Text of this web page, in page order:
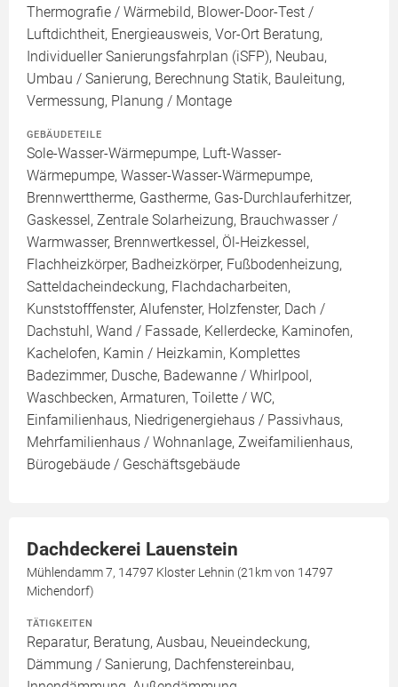
Thermografie / Wärmebild, Blower-Door-Test /
Luftdichtheit, Energieausweis, Vor-Ort Beratung,
Individueller Sanierungsfahrplan (iSFP), Neubau,
Umbau / Sanierung, Berechnung Statik, Bauleitung,
Vermessung, Planung / Montage
GEBÄUDETEILE
Sole-Wasser-Wärmepumpe, Luft-Wasser-
Wärmepumpe, Wasser-Wasser-Wärmepumpe,
Brennwerttherme, Gastherme, Gas-Durchlauferhitzer,
Gaskessel, Zentrale Solarheizung, Brauchwasser /
Warmwasser, Brennwertkessel, Öl-Heizkessel,
Flachheizkörper, Badheizkörper, Fußbodenheizung,
Satteldacheindeckung, Flachdacharbeiten,
Kunststofffenster, Alufenster, Holzfenster, Dach /
Dachstuhl, Wand / Fassade, Kellerdecke, Kaminofen,
Kachelofen, Kamin / Heizkamin, Komplettes
Badezimmer, Dusche, Badewanne / Whirlpool,
Waschbecken, Armaturen, Toilette / WC,
Einfamilienhaus, Niedrigenergiehaus / Passivhaus,
Mehrfamilienhaus / Wohnanlage, Zweifamilienhaus,
Bürogebäude / Geschäftsgebäude
Dachdeckerei Lauenstein
Mühlendamm 7, 14797 Kloster Lehnin (21km von 14797
Michendorf)
TÄTIGKEITEN
Reparatur, Beratung, Ausbau, Neueindeckung,
Dämmung / Sanierung, Dachfenstereinbau,